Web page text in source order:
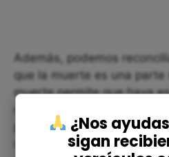
Además, podemos
que la muerte es una
muerte permite que haya
renacimiento y crea un
para todas las cosas. La
nos muestra la importancia
¿Nos
sigan